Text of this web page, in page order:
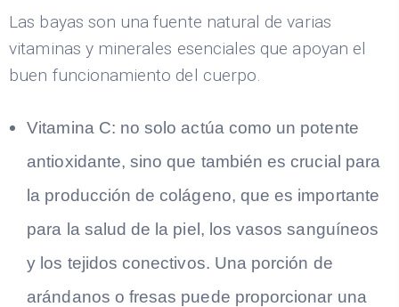
Las bayas son una fuente natural de varias
vitaminas y minerales esenciales que apoyan el
buen funcionamiento del cuerpo.
Vitamina C: no solo actúa como un potente
antioxidante, sino que también es crucial para
la producción de colágeno, que es importante
para la salud de la piel, los vasos sanguíneos
y los tejidos conectivos. Una porción de
arándanos o fresas puede proporcionar una